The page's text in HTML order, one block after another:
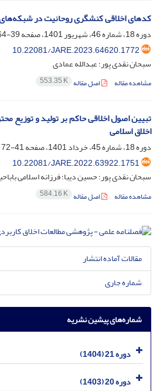
کدهای اخلاقی کنشگری روحانیت در
دوره 18، شماره 46، شهریور 1401، صفحه
39-64
10.22081/JARE.2023.64620.1772
سبحان نقدی پور؛ عبدالله عمادی
مشاهده مقاله اصل مقاله 553.35 K
تبیین اصول اخلاقی حاکم بر تولید و توزیع
اخلاق اسلامی
دوره 18، شماره 45، خرداد 1401، صفحه
41-72
10.22081/JARE.2022.63922.1751
سبحان نقدی پور؛ حسین دیبا؛ فرزانه اسلامی
مشاهده مقاله اصل مقاله 584.16 K
مقالات آماده انتشار
شماره جاری
شماره‌های پیشین نشریه
دوره 21 (1404)
دوره 20 (1403)